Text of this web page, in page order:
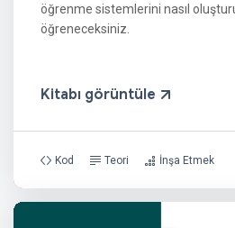
öğrenme sistemlerini nasıl
öğreneceksiniz.
Kitabı görüntüle
Kod Teori İnşa Etmek